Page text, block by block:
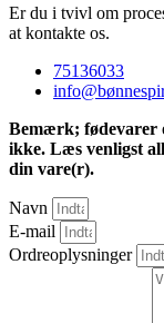
Er du i tvivl om
at kontakte os.
75136033
Bemærk; fødevarer
ikke. Læs venligst
din vare(r).
Navn
E-mail
Ordreoplysninger